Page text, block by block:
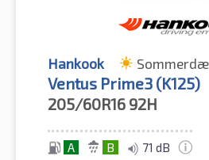
Hankook
Ventus Prime3 (K125)
205/60R16 92H
A B 71 dB